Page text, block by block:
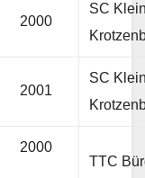
2000
SC
2001
SC
2000
TTC